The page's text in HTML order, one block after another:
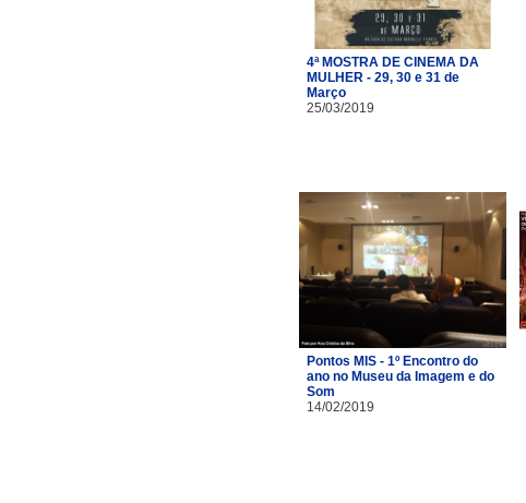
4ª MOSTRA DE CINEMA DA
MULHER - 29, 30 e 31 de
Março
25/03/2019
Pontos MIS - 1º Encontro do
ano no Museu da Imagem e do
Som
14/02/2019